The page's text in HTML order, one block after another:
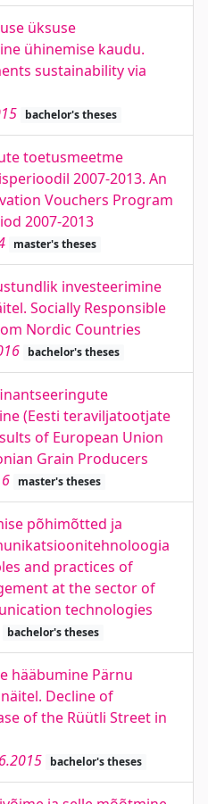
üksuse
ühinemise kaudu.
sustainability via
bachelor's theses
toetusmeetme
2007-2013. An
Vouchers Program
2007-2013
master's theses
investeerimine
Socially Responsible
Nordic Countries
bachelor's theses
(Eesti teraviljatootjate
of European Union
Grain Producers
master's theses
põhimõtted ja
and practices of
at the sector of
technologies
bachelor's theses
hääbumine Pärnu
Decline of
of the Rüütli Street in
bachelor's theses